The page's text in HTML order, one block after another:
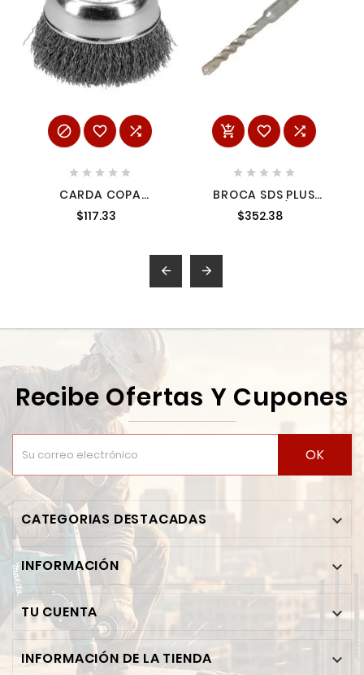
  
    
CARDA COPA
ONDULADA ALAMBRE
DELGADO 4" X 0.35
$117.33
  
    
BROCA SDS PLUS
PREMIUM DE 1/2" X 8"
URREA BSDSP1/2X8
$352.38
 
Recibe Ofertas Y Cupones
OK
CATEGORIAS DESTACADAS 
INFORMACIÓN 
TU CUENTA 
INFORMACIÓN DE LA TIENDA 